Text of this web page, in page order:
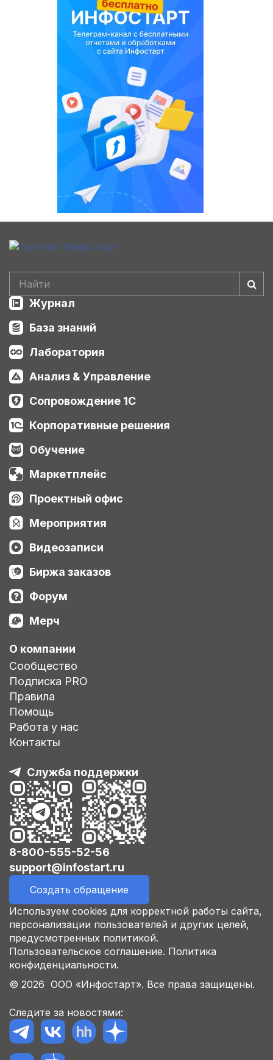
Журнал
База знаний
Лаборатория
Анализ & Управление
Сопровождение 1С
Корпоративные решения
Обучение
Маркетплейс
Проектный офис
Мероприятия
Видеозаписи
Биржа заказов
Форум
Мерч
О компании
Сообщество
Подписка PRO
Правила
Помощь
Работа у нас
Контакты
Служба поддержки
8-800-555-52-56
support@infostart.ru
Создать обращение
Используем cookies для корректной работы сайта,
персонализации пользователей и других целей,
предусмотренных политикой.
Пользовательское соглашение. Политика
конфиденциальности.
© 2026 ООО «Инфостарт». Все права защищены.
Следите за новостями: